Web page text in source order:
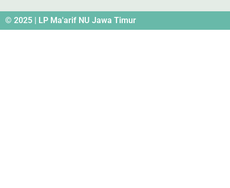
© 2025 | LP Ma'arif NU Jawa Timur